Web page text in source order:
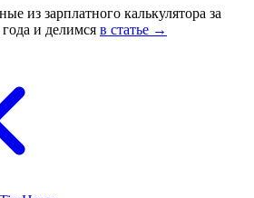
из зарплатного калькулятора за
и делимся в статье →